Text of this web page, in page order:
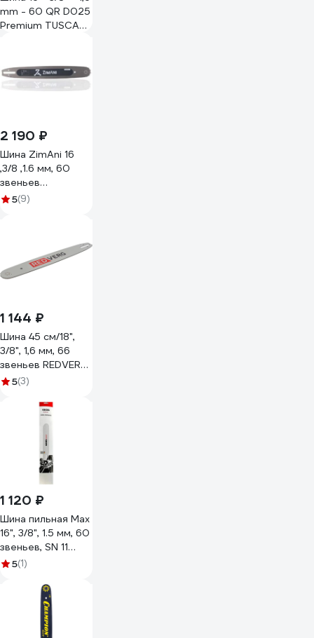
mm - 60 QR D025
Premium TUSCAR
2 190 ₽
Шина ZimAni 16
,3/8 ,1.6 мм, 60
звеньев
ZTCP3816-60
5(9)
1 144 ₽
Шина 45 см/18",
3/8", 1,6 мм, 66
звеньев REDVERG
RD186C025
5(3)
1 120 ₽
Шина пильная Max
16", 3/8", 1.5 мм, 60
звеньев, SN 11
зубьев, K095
5(1)